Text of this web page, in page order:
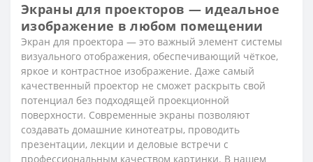
Экраны для проекторов — идеальное
изображение в любом помещении
Экран для проектора — это важный элемент системы
визуального отображения, обеспечивающий чёткое,
яркое и контрастное изображение. Даже самый
качественный проектор не сможет раскрыть свой
потенциал без подходящей проекционной
поверхности. Современные экраны позволяют
создавать домашние кинотеатры, проводить
презентации, лекции и деловые встречи с
профессиональным качеством картинки. В нашем